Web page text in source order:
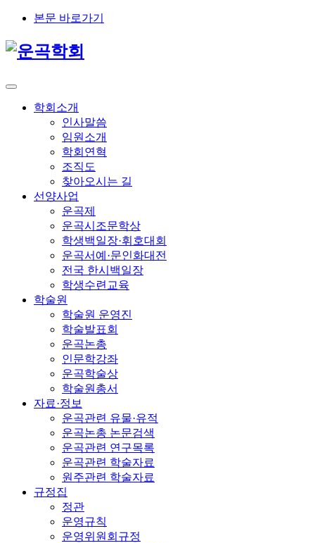
본문 바로가기
학회소개
인사말씀
임원소개
학회연혁
조직도
찾아오시는 길
선양사업
운곡제
운곡시조문학상
학생백일장·휘호대회
운곡서예·문인화대전
전국 한시백일장
학생수련교육
학술원
학술원 운영진
학술발표회
운곡논총
인문학강좌
운곡학술상
학술원총서
자료·정보
운곡관련 유물·유적
운곡논총 논문검색
운곡관련 연구목록
운곡관련 학술자료
원주관련 학술자료
규정집
정관
운영규칙
운영위원회규정